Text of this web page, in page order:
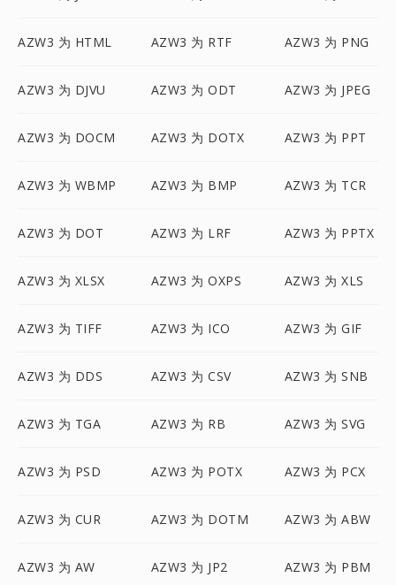
AZW3 为 HTML AZW3 为 RTF AZW3 为 PNG
AZW3 为 DJVU AZW3 为 ODT AZW3 为 JPEG
AZW3 为 DOCM AZW3 为 DOTX AZW3 为 PPT
AZW3 为 WBMP AZW3 为 BMP AZW3 为 TCR
AZW3 为 DOT AZW3 为 LRF AZW3 为 PPTX
AZW3 为 XLSX AZW3 为 OXPS AZW3 为 XLS
AZW3 为 TIFF AZW3 为 ICO AZW3 为 GIF
AZW3 为 DDS AZW3 为 CSV AZW3 为 SNB
AZW3 为 TGA AZW3 为 RB AZW3 为 SVG
AZW3 为 PSD AZW3 为 POTX AZW3 为 PCX
AZW3 为 CUR AZW3 为 DOTM AZW3 为 ABW
AZW3 为 AW AZW3 为 JP2 AZW3 为 PBM